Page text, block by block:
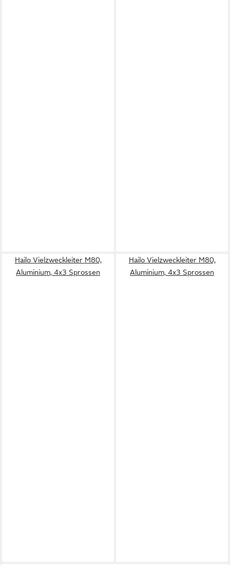
Hailo Vielzweckleiter M80,
Aluminium, 4x3 Sprossen
Hailo Vielzweckleiter M80,
Aluminium, 4x3 Sprossen